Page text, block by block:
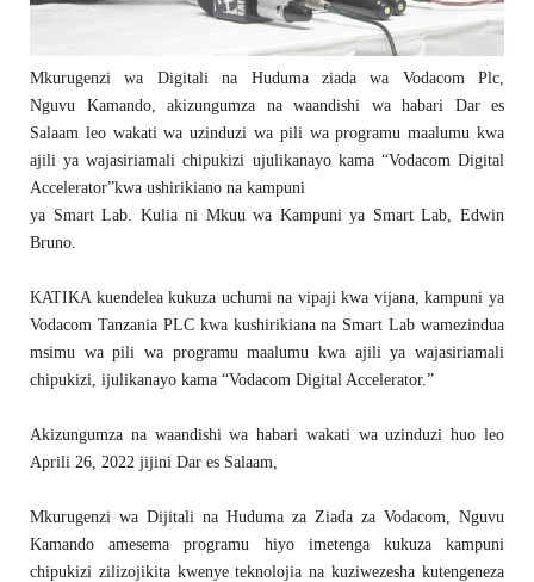
Mkurugenzi wa Digitali na Huduma ziada wa Vodacom Plc,
Nguvu Kamando, akizungumza na waandishi wa habari Dar es
Salaam leo wakati wa uzinduzi wa pili wa programu maalumu kwa
ajili ya wajasiriamali chipukizi ujulikanayo kama “Vodacom Digital
Accelerator”kwa ushirikiano na kampuni
ya Smart Lab. Kulia ni Mkuu wa Kampuni ya Smart Lab, Edwin
Bruno.
KATIKA kuendelea kukuza uchumi na vipaji kwa vijana, kampuni ya
Vodacom Tanzania PLC kwa kushirikiana na Smart Lab wamezindua
msimu wa pili wa programu maalumu kwa ajili ya wajasiriamali
chipukizi, ijulikanayo kama “Vodacom Digital Accelerator.”
Akizungumza na waandishi wa habari wakati wa uzinduzi huo leo
Aprili 26, 2022 jijini Dar es Salaam,
Mkurugenzi wa Dijitali na Huduma za Ziada za Vodacom, Nguvu
Kamando amesema programu hiyo imetenga kukuza kampuni
chipukizi zilizojikita kwenye teknolojia na kuziwezesha kutengeneza